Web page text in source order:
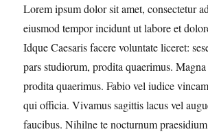
Lorem ipsum dolor sit amet, consectetur
eiusmod tempor incidunt ut labore et
Idque Caesaris facere voluntate liceret:
pars studiorum, prodita quaerimus.
prodita quaerimus. Fabio vel iudice
qui officia. Vivamus sagittis lacus vel
faucibus. Nihilne te nocturnum